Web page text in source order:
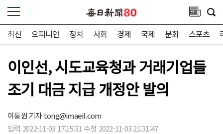
최신 오피니언 정치 사회 경제 국제 문화 스포츠
이인선, 시도교육청과 거래기업들
조기 대금 지급 개정안 발의
이통원 기자tong@imaeil.com
입력 2022-11-03 17:15:31 수정 2022-11-03 21:31:47